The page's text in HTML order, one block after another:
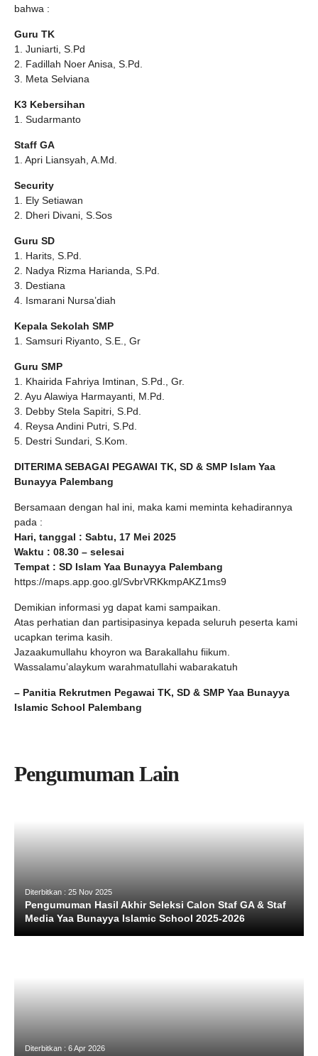
bahwa :
Guru TK
1. Juniarti, S.Pd
2. Fadillah Noer Anisa, S.Pd.
3. Meta Selviana
K3 Kebersihan
1. Sudarmanto
Staff GA
1. Apri Liansyah, A.Md.
Security
1. Ely Setiawan
2. Dheri Divani, S.Sos
Guru SD
1. Harits, S.Pd.
2. Nadya Rizma Harianda, S.Pd.
3. Destiana
4. Ismarani Nursa’diah
Kepala Sekolah SMP
1. Samsuri Riyanto, S.E., Gr
Guru SMP
1. Khairida Fahriya Imtinan, S.Pd., Gr.
2. Ayu Alawiya Harmayanti, M.Pd.
3. Debby Stela Sapitri, S.Pd.
4. Reysa Andini Putri, S.Pd.
5. Destri Sundari, S.Kom.
DITERIMA SEBAGAI PEGAWAI TK, SD & SMP Islam Yaa
Bunayya Palembang
Bersamaan dengan hal ini, maka kami meminta kehadirannya
pada :
Hari, tanggal : Sabtu, 17 Mei 2025
Waktu : 08.30 – selesai
Tempat : SD Islam Yaa Bunayya Palembang
https://maps.app.goo.gl/SvbrVRKkmpAKZ1ms9
Demikian informasi yg dapat kami sampaikan.
Atas perhatian dan partisipasinya kepada seluruh peserta kami
ucapkan terima kasih.
Jazaakumullahu khoyron wa Barakallahu fiikum.
Wassalamu’alaykum warahmatullahi wabarakatuh
– Panitia Rekrutmen Pegawai TK, SD & SMP Yaa Bunayya
Islamic School Palembang
Pengumuman Lain
Diterbitkan : 25 Nov 2025
Pengumuman Hasil Akhir Seleksi Calon Staf GA & Staf
Media Yaa Bunayya Islamic School 2025-2026
Diterbitkan : 6 Apr 2026